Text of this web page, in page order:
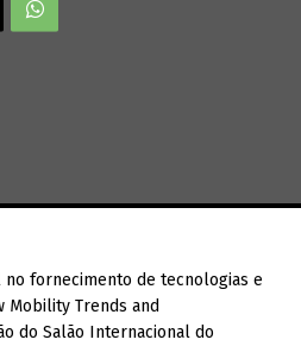
fornecimento de tecnologias e
Mobility Trends and
do Salão Internacional do